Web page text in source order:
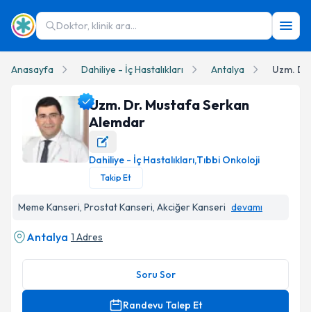
Doktor, klinik ara...
Anasayfa Dahiliye - İç Hastalıkları Antalya Uzm.
Uzm. Dr. Mustafa Serkan Alemdar Profil Fotoğrafı
Uzm. Dr. Mustafa Serkan
Alemdar
Dahiliye - İç Hastalıkları,Tıbbi Onkoloji
Takip Et
Meme Kanseri, Prostat Kanseri, Akciğer Kanseri devamı
Antalya 1 Adres
Soru Sor
Randevu Talep Et